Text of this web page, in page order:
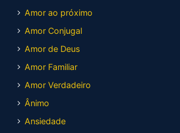
Amor ao próximo
Amor Conjugal
Amor de Deus
Amor Familiar
Amor Verdadeiro
Ânimo
Ansiedade